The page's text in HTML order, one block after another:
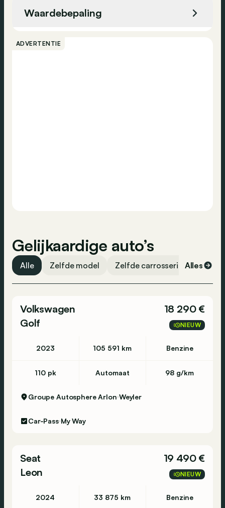
Waardebepaling
ADVERTENTIE
Gelijkaardige auto’s
Alle Zelfde model Zelfde carrosserievorm
Alles
Volkswagen
Golf
18 290 €
NIEUW
2023 105 591 km Benzine
110 pk Automaat 98 g/km
Groupe Autosphere Arlon Weyler
Car-Pass My Way
Seat
Leon
19 490 €
NIEUW
2024 33 875 km Benzine